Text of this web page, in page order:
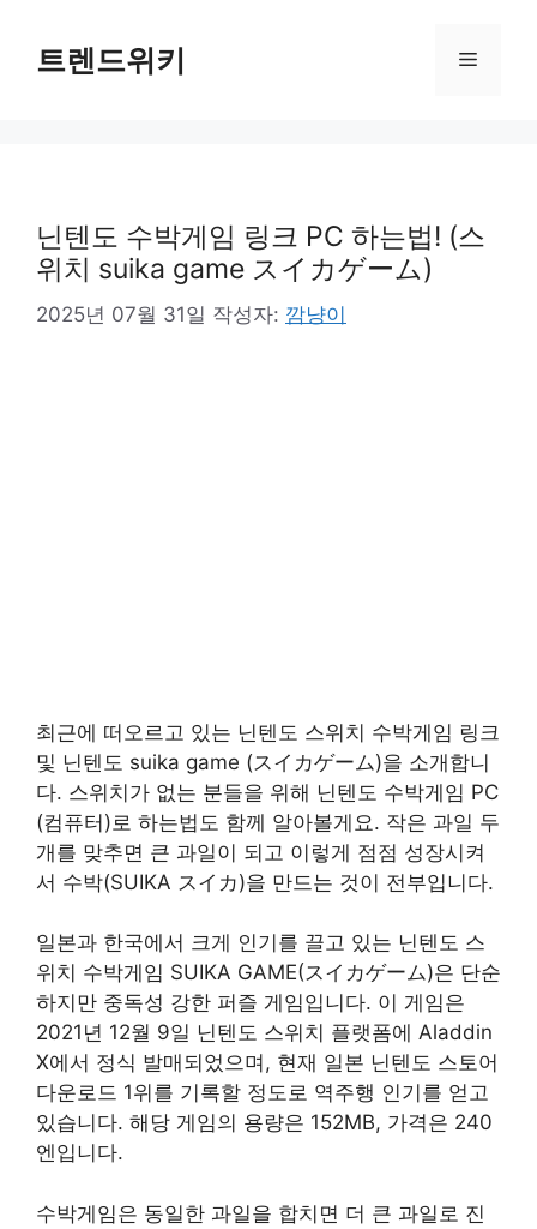
트렌드위키 메
닌텐도 수박게임 링크 PC 하는법! (스
위치 suika game スイカゲーム)
2025년 07월 31일 작성자: 깜냥이
최근에 떠오르고 있는 닌텐도 스위치 수박게임 링크
및 닌텐도 suika game (スイカゲーム)을 소개합니
다. 스위치가 없는 분들을 위해 닌텐도 수박게임 PC
(컴퓨터)로 하는법도 함께 알아볼게요. 작은 과일 두
개를 맞추면 큰 과일이 되고 이렇게 점점 성장시켜
서 수박(SUIKA スイカ)을 만드는 것이 전부입니다.
일본과 한국에서 크게 인기를 끌고 있는 닌텐도 스
위치 수박게임 SUIKA GAME(スイカゲーム)은 단순
하지만 중독성 강한 퍼즐 게임입니다. 이 게임은
2021년 12월 9일 닌텐도 스위치 플랫폼에 Aladdin
X에서 정식 발매되었으며, 현재 일본 닌텐도 스토어
다운로드 1위를 기록할 정도로 역주행 인기를 얻고
있습니다. 해당 게임의 용량은 152MB, 가격은 240
엔입니다.
수박게임은 동일한 과일을 합치면 더 큰 과일로 진